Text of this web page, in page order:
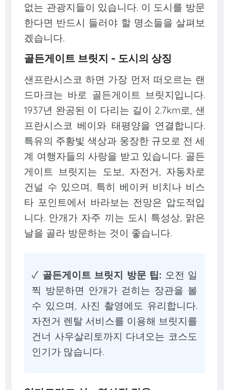
없는 관광지들이 있습니다. 이 도시를 방문
한다면 반드시 들러야 할 명소들을 살펴보
겠습니다.
골든게이트 브릿지 - 도시의 상징
샌프란시스코 하면 가장 먼저 떠오르는 랜
드마크는 바로 골든게이트 브릿지입니다.
1937년 완공된 이 다리는 길이 2.7km로, 샌
프란시스코 베이와 태평양을 연결합니다.
특유의 주황빛 색상과 웅장한 규모로 전 세
계 여행자들의 사랑을 받고 있습니다. 골든
게이트 브릿지는 도보, 자전거, 자동차로
건널 수 있으며, 특히 베이커 비치나 비스
타 포인트에서 바라보는 전망은 압도적입
니다. 안개가 자주 끼는 도시 특성상, 맑은
날을 골라 방문하는 것이 좋습니다.
✓ 골든게이트 브릿지 방문 팁: 오전 일
찍 방문하면 안개가 걷히는 장관을 볼
수 있으며, 사진 촬영에도 유리합니다.
자전거 렌탈 서비스를 이용해 브릿지를
건너 사우살리토까지 다녀오는 코스도
인기가 많습니다.